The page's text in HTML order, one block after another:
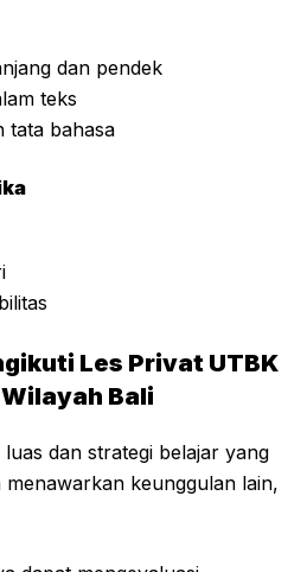
dan pendek
teks
tata bahasa
Les Privat UTBK
Bali
dan strategi belajar yang
keunggulan lain,